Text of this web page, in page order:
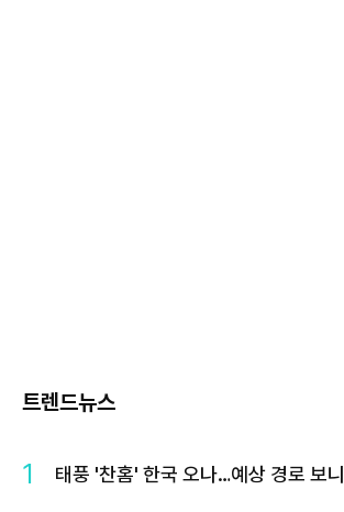
트렌드뉴스
1 태풍 '찬홈' 한국 오나…예상 경로 보니